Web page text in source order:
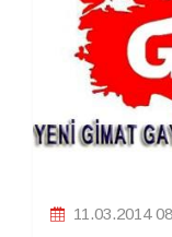
11.03.2014